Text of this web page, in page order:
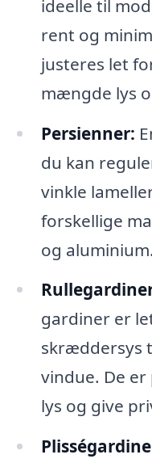
ideelle til
rent og
justeres let
mængde lys
Persienner:
du kan
vinkle
forskellige
og aluminium.
gardiner er
skræddersys
vindue. De
lys og give